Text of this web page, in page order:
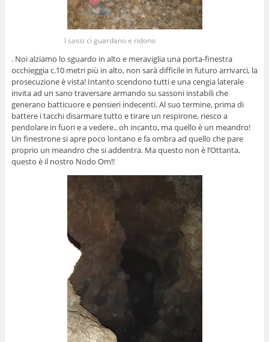
I sassi ci guardano e ridono
. Noi alziamo lo sguardo in alto e meraviglia una porta-finestra
occhieggia c.10 metri più in alto, non sarà difficile in futuro arrivarci, la
prosecuzione è vista! Intanto scendono tutti e una cengia laterale
invita ad un sano traversare armando su sassoni instabili che
generano batticuore e pensieri indecenti. Al suo termine, prima di
battere i tacchi disarmare tutto e tirare un respirone, riesco a
pendolare in fuori e a vedere.. oh incanto, ma quello è un meandro!
Un finestrone si apre poco lontano e fa ombra ad quello che pare
proprio un meandro che si addentra. Ma questo non è l’Ottanta,
questo è il nostro Nodo Om!!